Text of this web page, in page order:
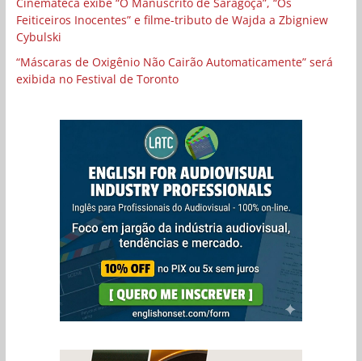
Feiticeiros Inocentes” e filme-tributo de Wajda a Zbigniew
Cybulski
“Máscaras de Oxigênio Não Cairão Automaticamente” será
exibida no Festival de Toronto